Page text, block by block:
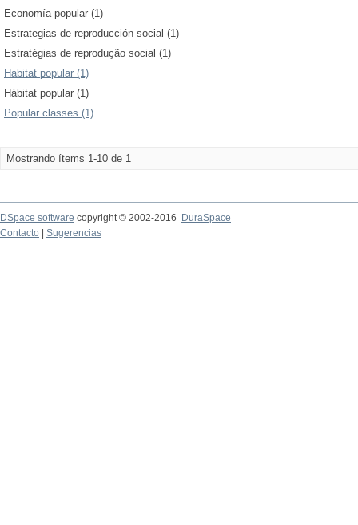
Economía popular (1)
Estrategias de reproducción social (1)
Estratégias de reprodução social (1)
Habitat popular (1)
Hábitat popular (1)
Popular classes (1)
Mostrando ítems 1-10 de 1
DSpace software copyright © 2002-2016
DuraSpace
Contacto
Sugerencias